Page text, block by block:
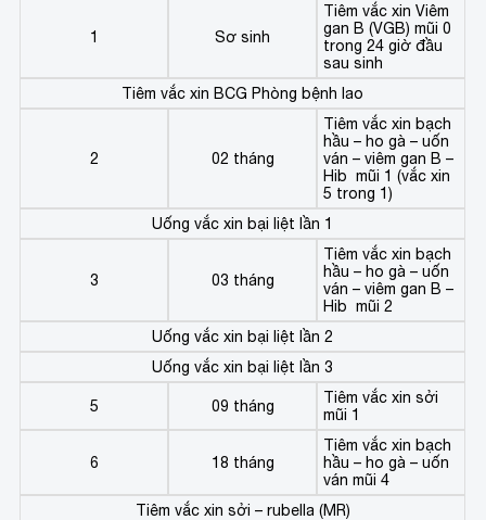
1 Sơ sinh
Tiêm vắc xin Viêm
gan B (VGB) mũi 0
trong 24 giờ đầu
sau sinh
Tiêm vắc xin BCG Phòng bệnh lao
2 02 tháng
Tiêm vắc xin bạch
hầu – ho gà – uốn
ván – viêm gan B –
Hib mũi 1 (vắc xin
5 trong 1)
Uống vắc xin bại liệt lần 1
3 03 tháng
Tiêm vắc xin bạch
hầu – ho gà – uốn
ván – viêm gan B –
Hib mũi 2
Uống vắc xin bại liệt lần 2
Uống vắc xin bại liệt lần 3
5 09 tháng
Tiêm vắc xin sởi
mũi 1
6 18 tháng
Tiêm vắc xin bạch
hầu – ho gà – uốn
ván mũi 4
Tiêm vắc xin sởi – rubella (MR)